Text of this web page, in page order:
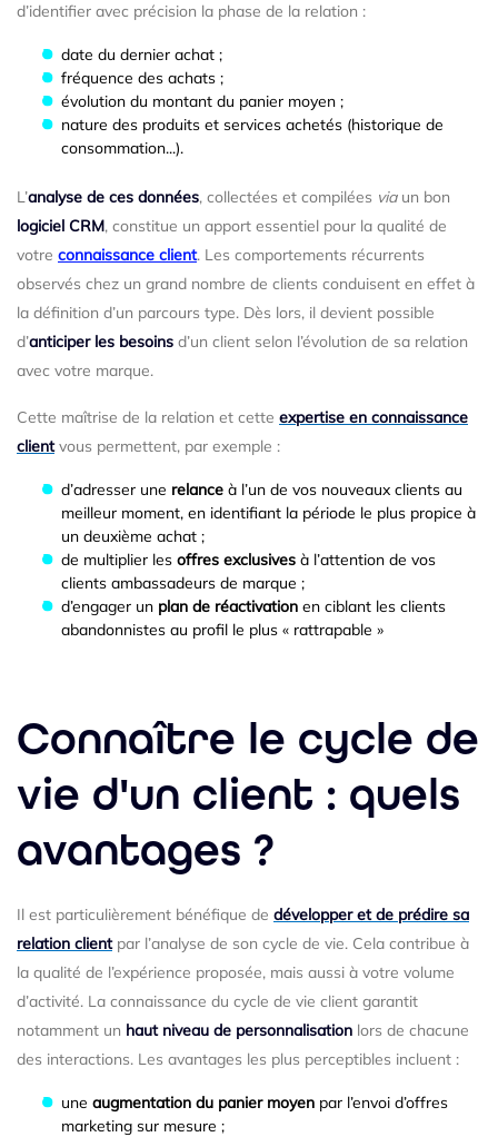
d’identifier avec précision la phase de la relation :
date du dernier achat ;
fréquence des achats ;
évolution du montant du panier moyen ;
nature des produits et services achetés (historique de
consommation...).
L’analyse de ces données, collectées et compilées viaun bon
logiciel CRM, constitue un apport essentiel pour la qualité de
votre connaissance client. Les comportements récurrents
observés chez un grand nombre de clients conduisent en effet à
la définition d’un parcours type. Dès lors, il devient possible
d’anticiper les besoins d’un client selon l’évolution de sa relation
avec votre marque.
Cette maîtrise de la relation et cette expertise en connaissance
clientvous permettent, par exemple :
d’adresser une relance à l’un de vos nouveaux clients au
meilleur moment, en identifiant la période le plus propice à
un deuxième achat ;
de multiplier les offres exclusives à l’attention de vos
clients ambassadeurs de marque ;
d’engager un plan de réactivation en ciblant les clients
abandonnistes au profil le plus « rattrapable »
Connaître le cycle de
vie d'un client : quels
avantages ?
Il est particulièrement bénéfique de développer et de prédire sa
relation client par l’analyse de son cycle de vie. Cela contribue à
la qualité de l’expérience proposée, mais aussi à votre volume
d’activité. La connaissance du cycle de vie client garantit
notamment un haut niveau de personnalisation lors de chacune
des interactions. Les avantages les plus perceptibles incluent :
une augmentation du panier moyen par l’envoi d’offres
marketing sur mesure ;